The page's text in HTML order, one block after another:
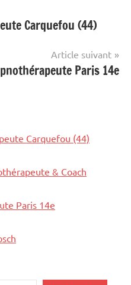
Carquefou (44)
Article suivant
Paris 14e
Carquefou (44)
& Coach
Paris 14e